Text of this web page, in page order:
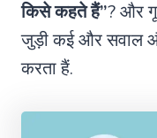
किसे कहते हैं”? और
जुड़ी कई और सवाल
करता हैं.